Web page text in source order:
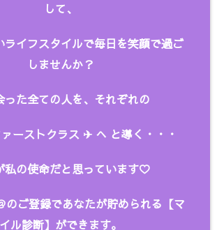
して、
ライフスタイルで毎日を笑顔で過ご
しませんか？
た全ての人を、 それぞれの
ーストクラス ✈︎ へ と導く・・・
私の使命だと思っています♡
のご登録であなたが貯められる【マ
イル診断】ができます。